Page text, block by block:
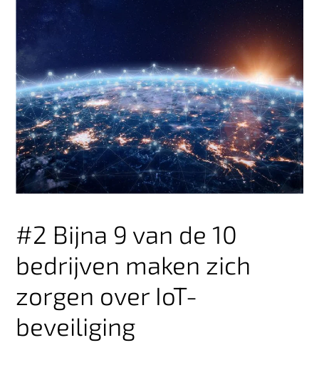
#2 Bijna 9 van de 10
bedrijven maken zich
zorgen over IoT-
beveiliging